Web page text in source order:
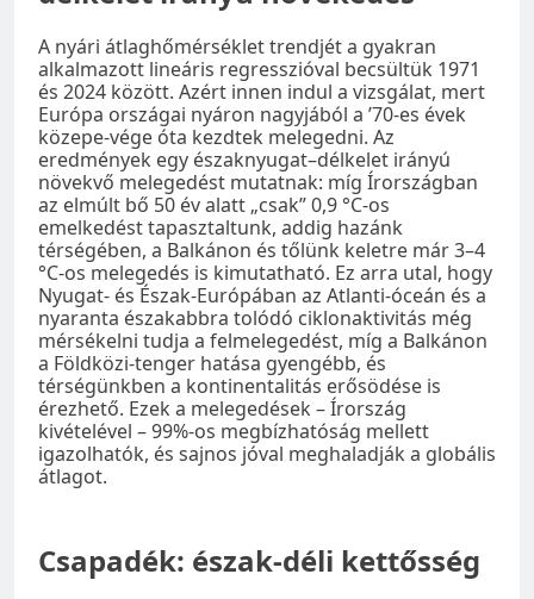
A nyári átlaghőmérséklet trendjét a gyakran
alkalmazott lineáris regresszióval becsültük 1971
és 2024 között. Azért innen indul a vizsgálat, mert
Európa országai nyáron nagyjából a ’70-es évek
közepe-vége óta kezdtek melegedni. Az
eredmények egy északnyugat–délkelet irányú
növekvő melegedést mutatnak: míg Írországban
az elmúlt bő 50 év alatt „csak” 0,9 °C-os
emelkedést tapasztaltunk, addig hazánk
térségében, a Balkánon és tőlünk keletre már 3–4
°C-os melegedés is kimutatható. Ez arra utal, hogy
Nyugat- és Észak-Európában az Atlanti-óceán és a
nyaranta északabbra tolódó ciklonaktivitás még
mérsékelni tudja a felmelegedést, míg a Balkánon
a Földközi-tenger hatása gyengébb, és
térségünkben a kontinentalitás erősödése is
érezhető. Ezek a melegedések – Írország
kivételével – 99%-os megbízhatóság mellett
igazolhatók, és sajnos jóval meghaladják a globális
átlagot.
Csapadék: észak-déli kettősség